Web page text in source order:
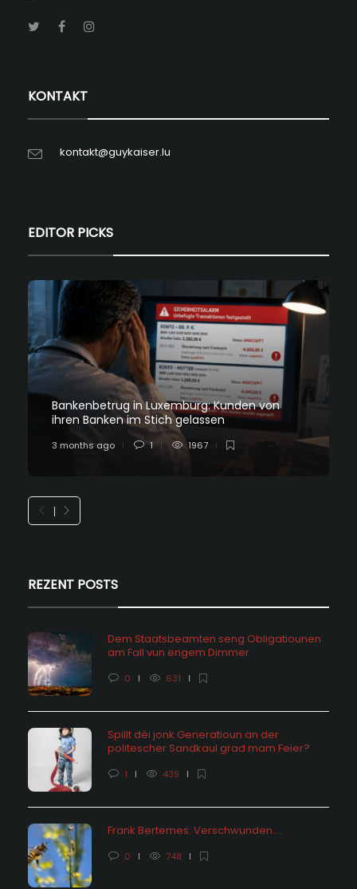
KONTAKT
kontakt@guykaiser.lu
EDITOR PICKS
Bankenbetrug in Luxemburg: Kunden von
ihren Banken im Stich gelassen
3 months ago 1 1967
REZENT POSTS
Dem Staatsbeamten seng Obligatiounen
am Fall vun engem Dimmer
0 631
Spillt déi jonk Generatioun an der
politescher Sandkaul grad mam Feier?
1 439
Frank Bertemes: Verschwunden….
0 748